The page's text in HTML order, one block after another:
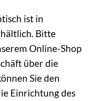
ist in
Bitte
Online-Shop
über die
Sie den
Einrichtung des